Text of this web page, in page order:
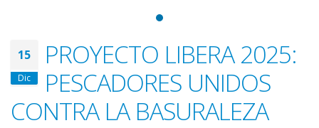
15
Dic
PROYECTO LIBERA 2025:
PESCADORES UNIDOS
CONTRA LA BASURALEZA